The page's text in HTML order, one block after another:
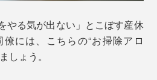
やる気が出ない」とこぼす産休
には、こちらの“お掃除アロ
しょう。